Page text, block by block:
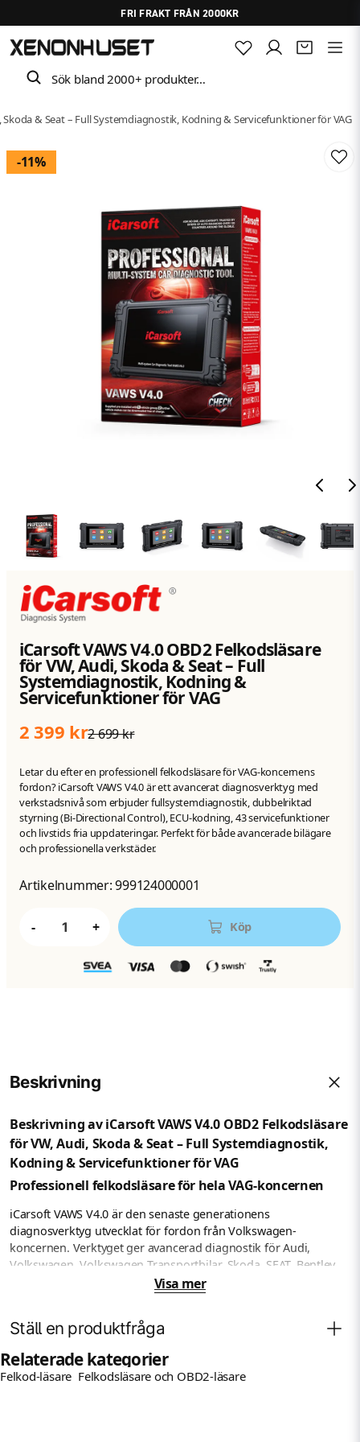
FRI FRAKT FRÅN 2000KR
Sök bland 2000+ produkter…
Skoda & Seat – Full Systemdiagnostik, Kodning & Servicefunktioner för VAG
-11%
iCarsoft VAWS V4.0 OBD2 Felkodsläsare
för VW, Audi, Skoda & Seat – Full
Systemdiagnostik, Kodning &
Servicefunktioner för VAG
2 699 kr
2 399 kr
Letar du efter en professionell felkodsläsare för VAG-koncernens
fordon? iCarsoft VAWS V4.0 är ett avancerat diagnosverktyg med
verkstadsnivå som erbjuder fullsystemdiagnostik, dubbelriktad
styrning (Bi-Directional Control), ECU-kodning, 43 servicefunktioner
och livstids fria uppdateringar. Perfekt för både avancerade bilägare
och professionella verkstäder.
Artikelnummer:999124000001
- + Köp
Beskrivning
Beskrivning av iCarsoft VAWS V4.0 OBD2 Felkodsläsare
för VW, Audi, Skoda & Seat – Full Systemdiagnostik,
Kodning & Servicefunktioner för VAG
Professionell felkodsläsare för hela VAG-koncernen
iCarsoft VAWS V4.0 är den senaste generationens
diagnosverktyg utvecklat för fordon från Volkswagen-
koncernen. Verktyget ger avancerad diagnostik för Audi,
Volkswagen, Volkswagen Transportbilar, Skoda, SEAT, Bentley,
Bugatti, Lamborghini, VW LT3 och MAN Light-Duty. Med
funktioner som tidigare endast funnits hos märkesverkstäder
styrsystem på ett professionellt sätt.
VAWS V4.0 levereras med en snabb Android-plattform, stor 5-
tums pekskärm, WiFi-uppdateringar och stöd för den senaste
Visa mer
Ställ en produktfråga
Fråga oss något om denna produkten...
Relaterade kategorier
Felkod-läsare Felkodsläsare och OBD2-läsare